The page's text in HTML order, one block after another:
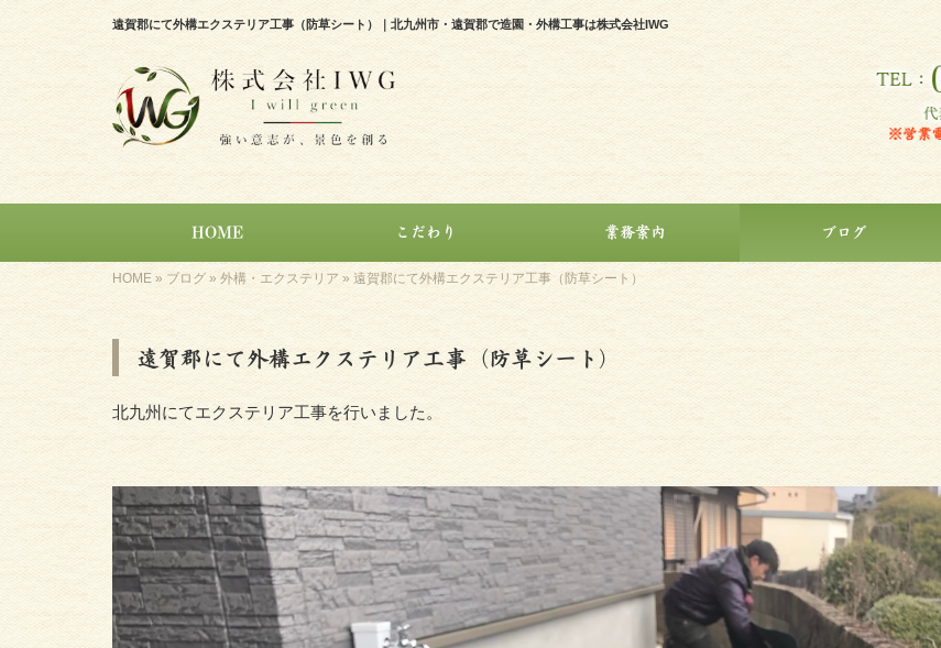
遠賀郡にて外構エクステリア工事（防草シート）｜北九州市・遠賀郡で造園・外構工事は株式会社IWG
HOME こだわり 業務案内 ブログ
HOME » ブログ » 外構・エクステリア » 遠賀郡にて外構エクステリア工事（防草シート）
遠賀郡にて外構エクステリア工事（防草シート）
北九州にてエクステリア工事を行いました。